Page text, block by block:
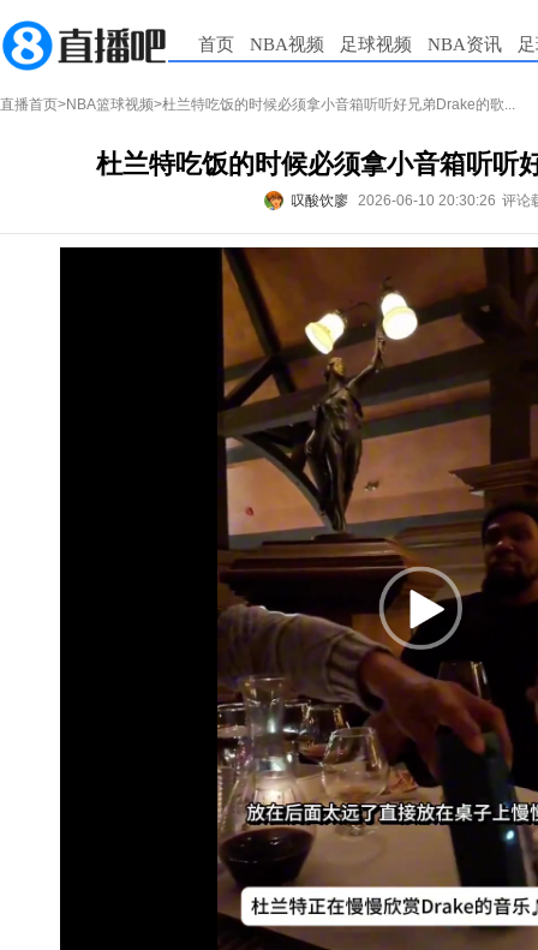
首页 NBA视频 足球视频 NBA资讯
直播首页>NBA篮球视频>杜兰特吃饭的时候必须拿小音箱听听好兄弟Drake的歌...
杜兰特吃饭的时候必须拿小音箱听听
叹酸饮廖 2026-06-10 20:30:26 评论